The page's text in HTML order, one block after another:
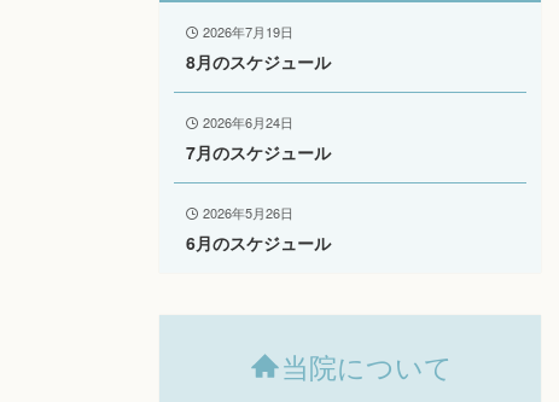
2026年7月19日
8月のスケジュール
2026年6月24日
7月のスケジュール
2026年5月26日
6月のスケジュール
当院について